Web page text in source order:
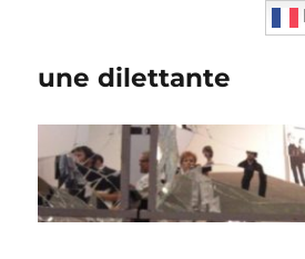
une dilettante